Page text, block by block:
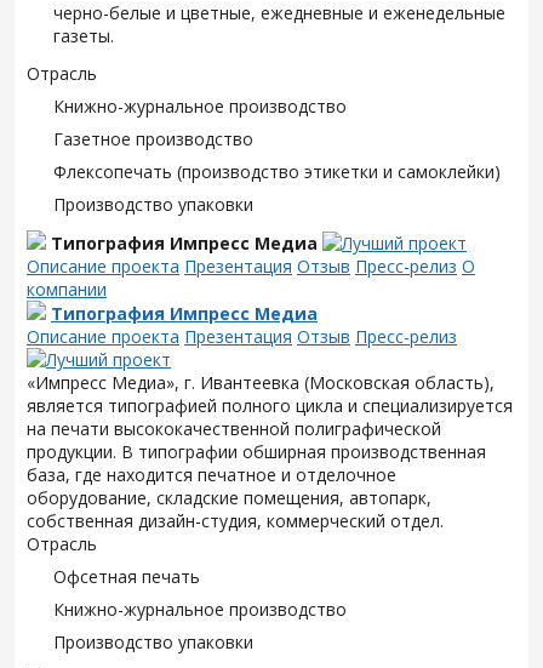
черно-белые и цветные, ежедневные и еженедельные
газеты.
Отрасль
Книжно-журнальное производство
Газетное производство
Флексопечать (производство этикетки и самоклейки)
Производство упаковки
Типография Импресс Медиа
Описание проекта Презентация Отзыв Пресс-релиз О
компании
Типография Импресс Медиа
Описание проекта Презентация Отзыв Пресс-релиз
«Импресс Медиа», г. Ивантеевка (Московская область),
является типографией полного цикла и специализируется
на печати высококачественной полиграфической
продукции. В типографии обширная производственная
база, где находится печатное и отделочное
оборудование, складские помещения, автопарк,
собственная дизайн-студия, коммерческий отдел.
Отрасль
Офсетная печать
Книжно-журнальное производство
Производство упаковки